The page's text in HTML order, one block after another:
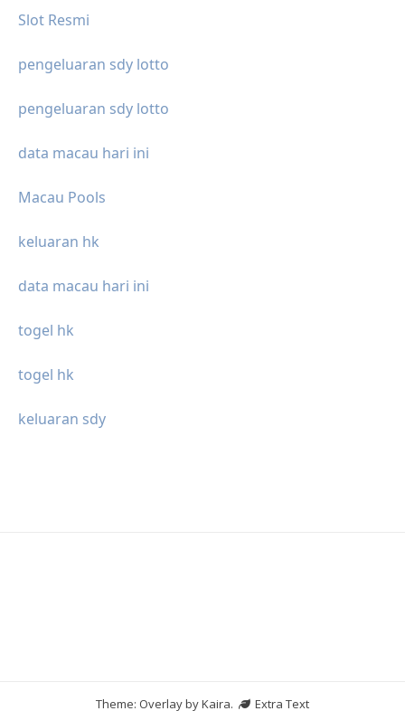
Slot Resmi
pengeluaran sdy lotto
pengeluaran sdy lotto
data macau hari ini
Macau Pools
keluaran hk
data macau hari ini
togel hk
togel hk
keluaran sdy
Theme: Overlay byKaira. Extra Text